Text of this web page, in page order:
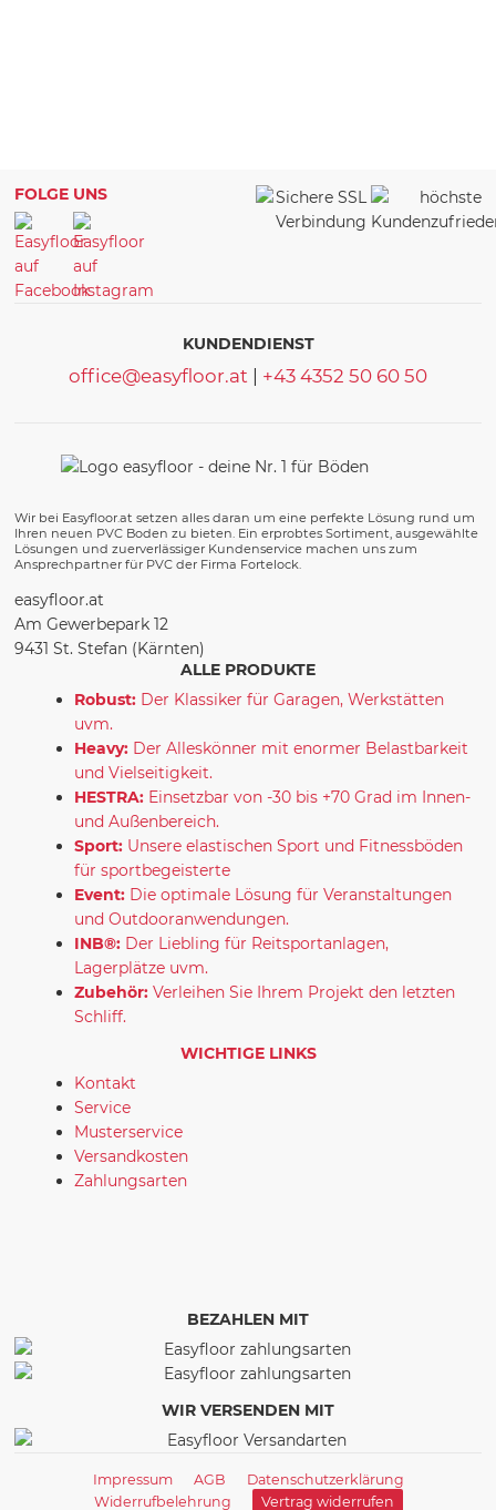
FOLGE UNS
KUNDENDIENST
office@easyfloor.at +43 4352 50 60 50
Wir bei Easyfloor.at setzen alles daran um eine perfekte Lösung rund um
Ihren neuen PVC Boden zu bieten. Ein erprobtes Sortiment, ausgewählte
Lösungen und zuerverlässiger Kundenservice machen uns zum
Ansprechpartner für PVC der Firma Fortelock.
easyfloor.at
Am Gewerbepark 12
9431 St. Stefan (Kärnten)
ALLE PRODUKTE
Robust: Der Klassiker für Garagen, Werkstätten
uvm.
Heavy: Der Alleskönner mit enormer Belastbarkeit
und Vielseitigkeit.
HESTRA: Einsetzbar von -30 bis +70 Grad im Innen-
und Außenbereich.
Sport: Unsere elastischen Sport und Fitnessböden
für sportbegeisterte
Event: Die optimale Lösung für Veranstaltungen
und Outdooranwendungen.
INB®: Der Liebling für Reitsportanlagen,
Lagerplätze uvm.
Zubehör: Verleihen Sie Ihrem Projekt den letzten
Schliff.
WICHTIGE LINKS
Kontakt
Service
Musterservice
Versandkosten
Zahlungsarten
BEZAHLEN MIT
WIR VERSENDEN MIT
Impressum AGB
Datenschutzerklärung
Widerrufbelehrung
Vertrag widerrufen